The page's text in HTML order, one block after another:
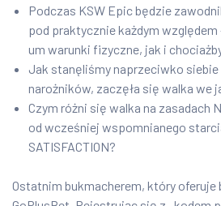
Podczas KSW Epic będzie
pod praktycznie każdym
um warunki fizyczne, jak i
Jak stanęliśmy naprzeciwko
narożników, zaczęła się walka we
Czym różni się walka na zasadach
od wcześniej wspomnianego
SATISFACTION?
Ostatnim bukmacherem, który oferuje